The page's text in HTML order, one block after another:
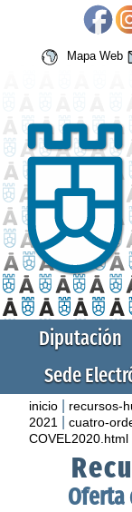
Mapa Web
Diputación
Sede
inicio recursos-
2021 |cuatro-
COVEL2020.html
Oferta